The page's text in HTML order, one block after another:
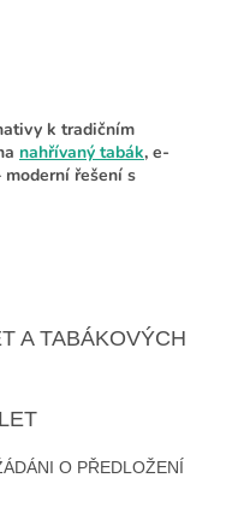
k tradičním
nahřívaný tabák, e-
řešení s
A TABÁKOVÝCH
O PŘEDLOŽENÍ